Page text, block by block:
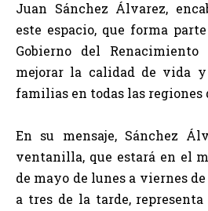
Juan Sánchez Álvarez,
este espacio, que forma
Gobierno del
mejorar la calidad de vida
familias en todas las regiones
En su mensaje, Sánchez
ventanilla, que estará en el
de mayo de lunes a viernes
a tres de la tarde,